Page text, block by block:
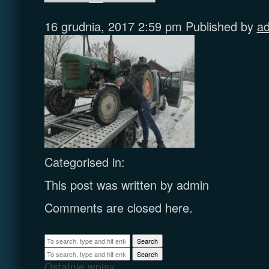
16 grudnia, 2017 2:59 pm Published by
Categorised in:
This post was written by admin
Comments are closed here.
Search
Search